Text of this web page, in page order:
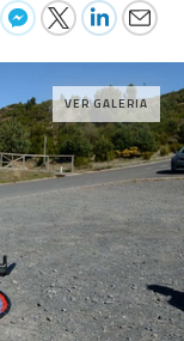
VER GALERIA